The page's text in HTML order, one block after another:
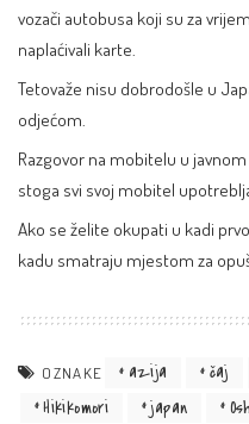
vozači autobusa koji su za
naplaćivali karte.
Tetovaže nisu dobrodošle u
odjećom.
Razgovor na mobitelu u
stoga svi svoj mobitel
Ako se želite okupati u kadi
kadu smatraju mjestom za
OZNAKE azija čaj
Hikikomori
japan